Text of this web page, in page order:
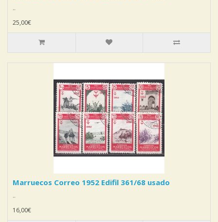
..
25,00€
Marruecos Correo 1952 Edifil 361/68 usado
..
16,00€